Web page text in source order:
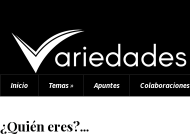
Inicio Temas» Apuntes Colaboraciones
¿Quién eres?...